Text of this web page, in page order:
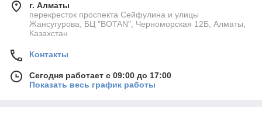
г. Алматы
перекресток проспекта Сейфулина и улицы
Жансугурова, БЦ "BOTAN", Черноморская 12Б, Алматы,
Казахстан
Контакты
Сегодня работает с 09:00 до 17:00
Показать весь график работы